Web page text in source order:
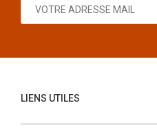
LIENS UTILES